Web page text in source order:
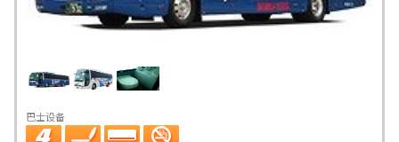
巴士设备